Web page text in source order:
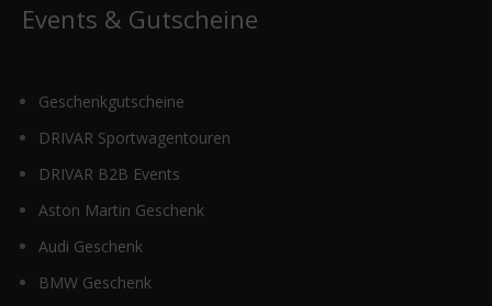
Events & Gutscheine
Geschenkgutscheine
DRIVAR Sportwagentouren
DRIVAR B2B Events
Aston Martin Geschenk
Audi Geschenk
BMW Geschenk